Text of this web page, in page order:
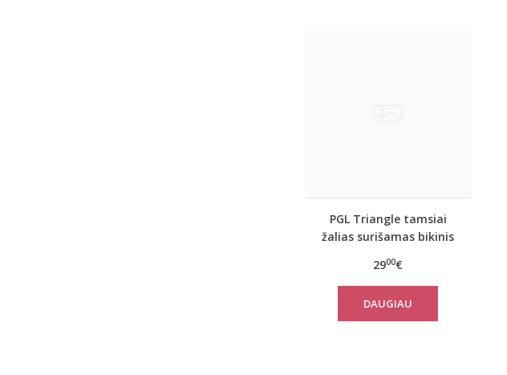
PGL Triangle tamsiai
žalias surišamas bikinis
2900€
DAUGIAU